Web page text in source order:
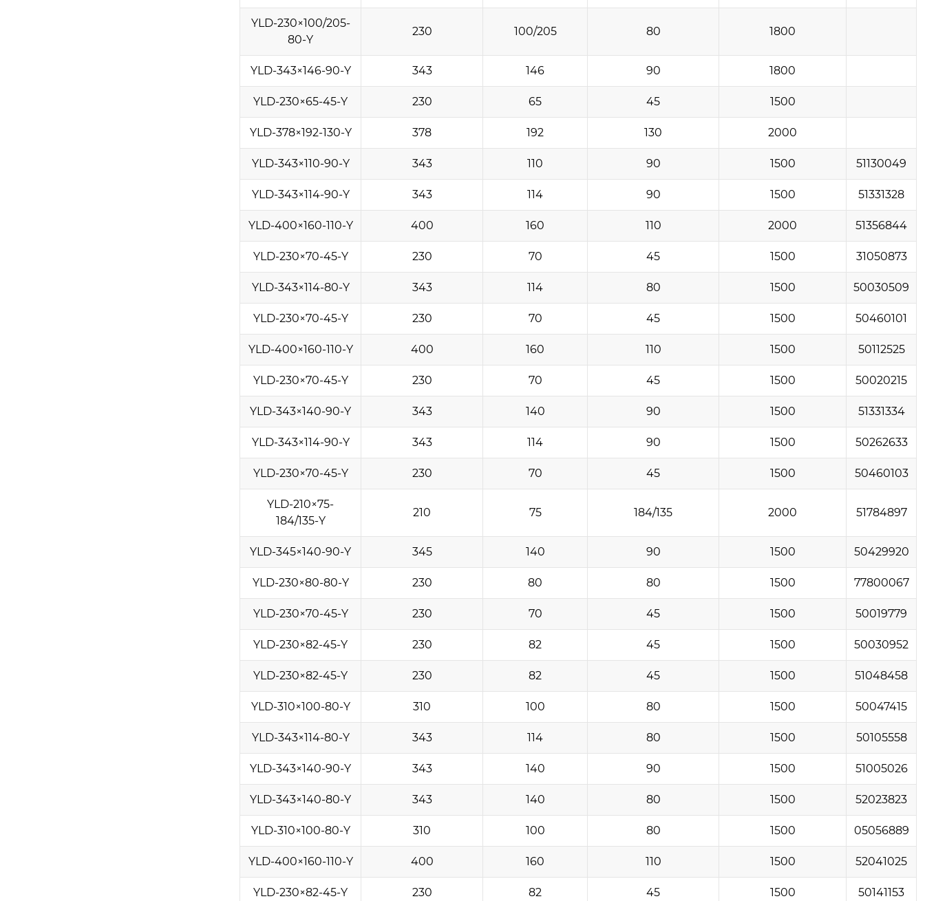
YLD-230×100/205-
80-Y
230 100/205 80 1800
YLD-343×146-90-Y 343 146 90 1800
YLD-230×65-45-Y 230 65 45 1500
YLD-378×192-130-Y 378 192 130 2000
YLD-343×110-90-Y 343 110 90 1500 51130049
YLD-343×114-90-Y 343 114 90 1500 51331328
YLD-400×160-110-Y 400 160 110 2000 51356844
YLD-230×70-45-Y 230 70 45 1500 31050873
YLD-343×114-80-Y 343 114 80 1500 50030509
YLD-230×70-45-Y 230 70 45 1500 50460101
YLD-400×160-110-Y 400 160 110 1500 50112525
YLD-230×70-45-Y 230 70 45 1500 50020215
YLD-343×140-90-Y 343 140 90 1500 51331334
YLD-343×114-90-Y 343 114 90 1500 50262633
YLD-230×70-45-Y 230 70 45 1500 50460103
YLD-210×75-
184/135-Y
210 75 184/135 2000 51784897
YLD-345×140-90-Y 345 140 90 1500 50429920
YLD-230×80-80-Y 230 80 80 1500 77800067
YLD-230×70-45-Y 230 70 45 1500 50019779
YLD-230×82-45-Y 230 82 45 1500 50030952
YLD-230×82-45-Y 230 82 45 1500 51048458
YLD-310×100-80-Y 310 100 80 1500 50047415
YLD-343×114-80-Y 343 114 80 1500 50105558
YLD-343×140-90-Y 343 140 90 1500 51005026
YLD-343×140-80-Y 343 140 80 1500 52023823
YLD-310×100-80-Y 310 100 80 1500 05056889
YLD-400×160-110-Y 400 160 110 1500 52041025
YLD-230×82-45-Y 230 82 45 1500 50141153